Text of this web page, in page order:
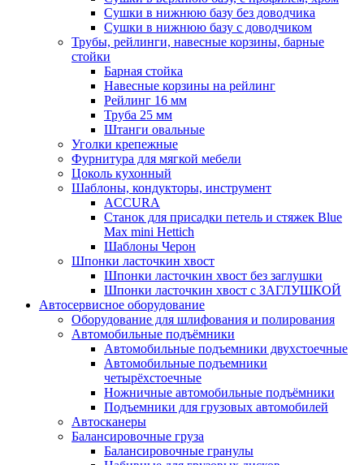
Сушки в нижнюю базу без доводчика
Сушки в нижнюю базу с доводчиком
Трубы, рейлинги, навесные корзины, барные
стойки
Барная стойка
Навесные корзины на рейлинг
Рейлинг 16 мм
Труба 25 мм
Штанги овальные
Уголки крепежные
Фурнитура для мягкой мебели
Цоколь кухонный
Шаблоны, кондукторы, инструмент
ACCURA
Станок для присадки петель и стяжек Blue
Max mini Hettich
Шаблоны Черон
Шпонки ласточкин хвост
Шпонки ласточкин хвост без заглушки
Шпонки ласточкин хвост с ЗАГЛУШКОЙ
Автосервисное оборудование
Оборудование для шлифования и полирования
Автомобильные подъёмники
Автомобильные подъемники двухстоечные
Автомобильные подъемники
четырёхстоечные
Ножничные автомобильные подъёмники
Подъемники для грузовых автомобилей
Автосканеры
Балансировочные груза
Балансировочные гранулы